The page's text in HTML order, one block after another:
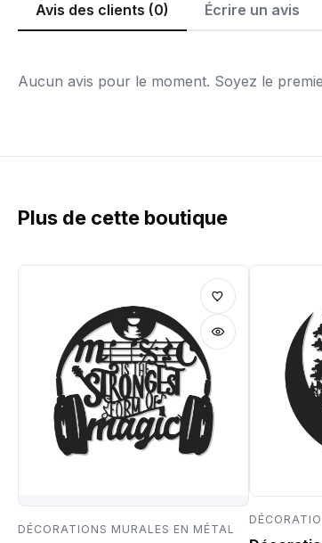
Avis des clients (0) Écrire un avis
Aucun avis pour le moment. Soyez le
Plus de cette boutique
DÉCORATIONS MURALES EN MÉTAL